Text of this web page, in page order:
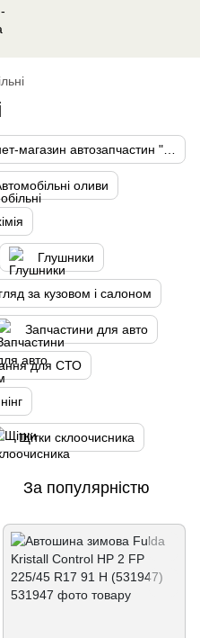
оливи
Глушники
за кузовом і салоном
Запчастини для авто
для СТО
Щітки склоочисника
За популярністю